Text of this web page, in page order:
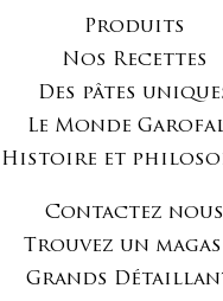
Produits
Nos Recettes
Des pâtes
Le Monde
Histoire et
Contactez nous
Trouvez un
Grands